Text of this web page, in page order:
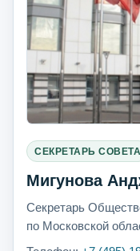
СЕКРЕТАРЬ СОВЕТА
Мигунова
Секретарь
по Московской